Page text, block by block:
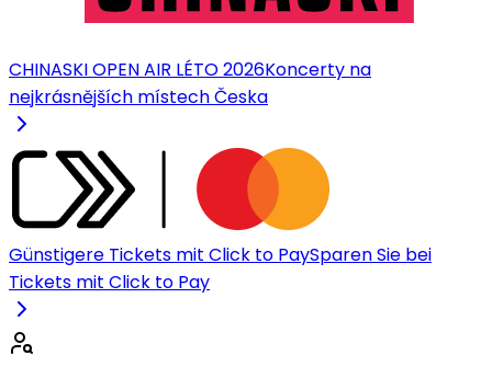
CHINASKI OPEN AIR LÉTO 2026Koncerty na
nejkrásnějších místech Česka
Günstigere Tickets mit Click to PaySparen Sie bei
Tickets mit Click to Pay